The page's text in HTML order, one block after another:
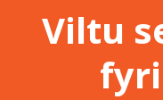
Viltu